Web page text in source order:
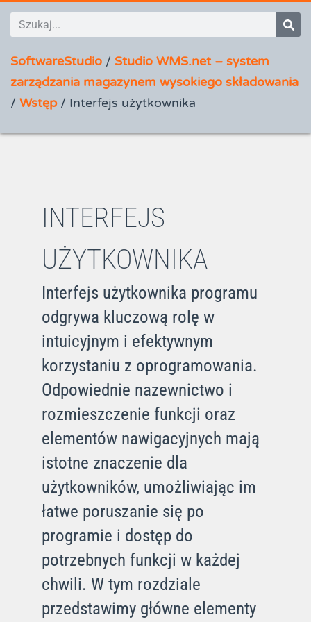
SoftwareStudio / Studio WMS.net – system
zarządzania magazynem wysokiego składowania
/ Wstęp/ Interfejs użytkownika
INTERFEJS
UŻYTKOWNIKA
Interfejs użytkownika programu
odgrywa kluczową rolę w
intuicyjnym i efektywnym
korzystaniu z oprogramowania.
Odpowiednie nazewnictwo i
rozmieszczenie funkcji oraz
elementów nawigacyjnych mają
istotne znaczenie dla
użytkowników, umożliwiając im
łatwe poruszanie się po
programie i dostęp do
potrzebnych funkcji w każdej
chwili. W tym rozdziale
przedstawimy główne elementy